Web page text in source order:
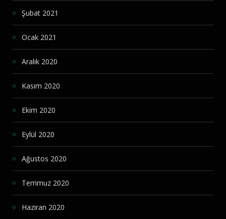
Şubat 2021
Ocak 2021
Aralık 2020
Kasım 2020
Ekim 2020
Eylül 2020
Ağustos 2020
Temmuz 2020
Haziran 2020